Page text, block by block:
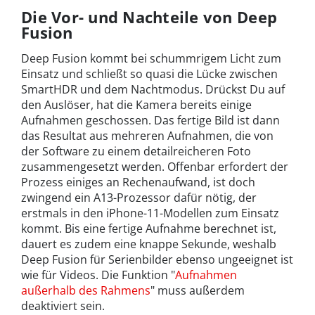
Die Vor- und Nachteile von Deep
Fusion
Deep Fusion kommt bei schummrigem Licht zum
Einsatz und schließt so quasi die Lücke zwischen
SmartHDR und dem Nachtmodus. Drückst Du auf
den Auslöser, hat die Kamera bereits einige
Aufnahmen geschossen. Das fertige Bild ist dann
das Resultat aus mehreren Aufnahmen, die von
der Software zu einem detailreicheren Foto
zusammengesetzt werden. Offenbar erfordert der
Prozess einiges an Rechenaufwand, ist doch
zwingend ein A13-Prozessor dafür nötig, der
erstmals in den iPhone-11-Modellen zum Einsatz
kommt. Bis eine fertige Aufnahme berechnet ist,
dauert es zudem eine knappe Sekunde, weshalb
Deep Fusion für Serienbilder ebenso ungeeignet ist
wie für Videos. Die Funktion "Aufnahmen
außerhalb des Rahmens" muss außerdem
deaktiviert sein.